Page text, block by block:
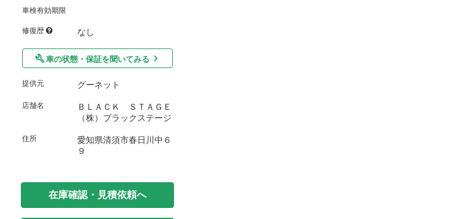
車検有効期限
修復歴 なし
車の状態・保証を聞いてみる
提供元 グーネット
店舗名
ＢＬＡＣＫ ＳＴＡＧＥ
（株）ブラックステージ
住所
愛知県清須市春日川中６
９
在庫確認・見積依頼へ